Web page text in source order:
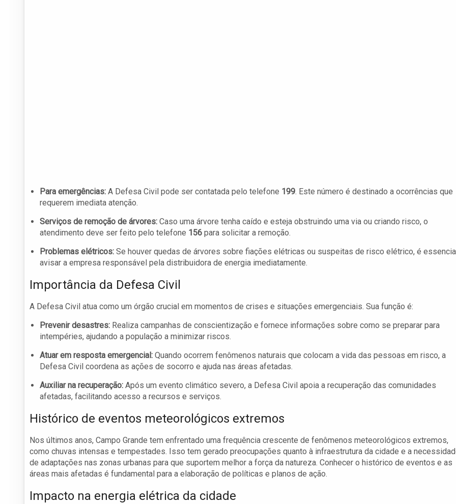
Para emergências: A Defesa Civil pode ser contatada pelo telefone 199. Este número é destinado a ocorrências que
requerem imediata atenção.
Serviços de remoção de árvores: Caso uma árvore tenha caído e esteja obstruindo uma via ou criando risco, o
atendimento deve ser feito pelo telefone 156 para solicitar a remoção.
Problemas elétricos: Se houver quedas de árvores sobre fiações elétricas ou suspeitas de risco elétrico, é
avisar a empresa responsável pela distribuidora de energia imediatamente.
Importância da Defesa Civil
A Defesa Civil atua como um órgão crucial em momentos de crises e situações emergenciais. Sua função é:
Prevenir desastres: Realiza campanhas de conscientização e fornece informações sobre como se preparar para
intempéries, ajudando a população a minimizar riscos.
Atuar em resposta emergencial: Quando ocorrem fenômenos naturais que colocam a vida das pessoas em risco, a
Defesa Civil coordena as ações de socorro e ajuda nas áreas afetadas.
Auxiliar na recuperação: Após um evento climático severo, a Defesa Civil apoia a recuperação das comunidades
afetadas, facilitando acesso a recursos e serviços.
Histórico de eventos meteorológicos extremos
Nos últimos anos, Campo Grande tem enfrentado uma frequência crescente de fenômenos meteorológicos extremos,
como chuvas intensas e tempestades. Isso tem gerado preocupações quanto à infraestrutura da cidade e a
de adaptações nas zonas urbanas para que suportem melhor a força da natureza. Conhecer o histórico de eventos e as
áreas mais afetadas é fundamental para a elaboração de políticas e planos de ação.
Impacto na energia elétrica da cidade